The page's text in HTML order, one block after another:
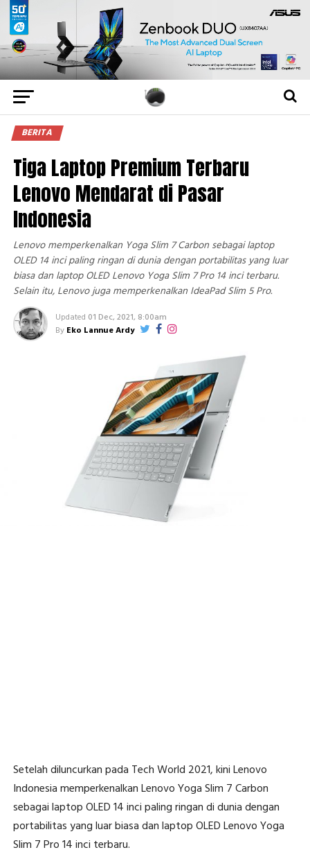
BERITA
Tiga Laptop Premium Terbaru
Lenovo Mendarat di Pasar
Indonesia
Lenovo memperkenalkan Yoga Slim 7 Carbon sebagai laptop
OLED 14 inci paling ringan di dunia dengan portabilitas yang luar
biasa dan laptop OLED Lenovo Yoga Slim 7 Pro 14 inci terbaru.
Selain itu, Lenovo juga memperkenalkan IdeaPad Slim 5 Pro.
Updated 01 Dec, 2021, 8:00am
By Eko Lannue Ardy
Setelah diluncurkan pada Tech World 2021, kini Lenovo
Indonesia memperkenalkan Lenovo Yoga Slim 7 Carbon
sebagai laptop OLED 14 inci paling ringan di dunia dengan
portabilitas yang luar biasa dan laptop OLED Lenovo Yoga
Slim 7 Pro 14 inci terbaru.